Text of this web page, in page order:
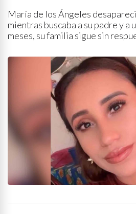
María de los Ángeles
mientras buscaba a su padre y a
meses, su familia sigue sin